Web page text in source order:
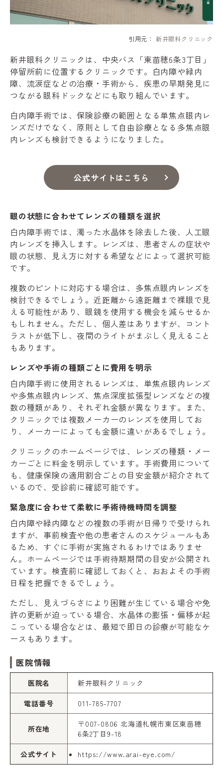
引用元： 新井眼科クリニック
新井眼科クリニックは、中央バス「東苗穂6条3丁目」
停留所前に位置するクリニックです。白内障や緑内
障、流涙症などの治療・手術から、疾患の早期発見に
つながる眼科ドックなどにも取り組んでいます。
白内障手術では、保険診療の範囲となる単焦点眼内レ
ンズだけでなく、原則として自由診療となる多焦点眼
内レンズも検討できるようになりました。
公式サイトはこちら
眼の状態に合わせてレンズの種類を選択
白内障手術では、濁った水晶体を除去した後、人工眼
内レンズを挿入します。レンズは、患者さんの症状や
眼の状態、見え方に対する希望などによって選択可能
です。
複数のピントに対応する場合は、多焦点眼内レンズを
検討できるでしょう。近距離から遠距離まで裸眼で見
える可能性があり、眼鏡を使用する機会を減らせるか
もしれません。ただし、個人差はありますが、コント
ラストが低下し、夜間のライトがまぶしく見えること
もあります。
レンズや手術の種類ごとに費用を明示
白内障手術に使用されるレンズは、単焦点眼内レンズ
や多焦点眼内レンズ、焦点深度拡張型レンズなどの複
数の種類があり、それぞれ金額が異なります。また、
クリニックでは複数メーカーのレンズを使用してお
り、メーカーによっても金額に違いがあるでしょう。
クリニックのホームページでは、レンズの種類・メー
カーごとに料金を明示しています。手術費用について
も、健康保険の適用割合ごとの目安金額が紹介されて
いるので、受診前に確認可能です。
緊急度に合わせて柔軟に手術待機時間を調整
白内障や緑内障などの複数の手術が日帰りで受けられ
ますが、事前検査や他の患者さんのスケジュールもあ
るため、すぐに手術が実施されるわけではありませ
ん。ホームページでは手術待期期間の目安が公開され
ています。検査前に確認しておくと、おおよその手術
日程を把握できるでしょう。
ただし、見えづらさにより困難が生じている場合や免
許の更新が迫っている場合、水晶体の膨張・偏移が起
こっている場合などは、最短で即日の診療が可能なケ
ースもあります。
医院情報
医院名 新井眼科クリニック
電話番号 011-785-7707
所在地
〒007-0806 北海道札幌市東区東苗穂
6条2丁目9-18
公式サイト https://www.arai-eye.com/